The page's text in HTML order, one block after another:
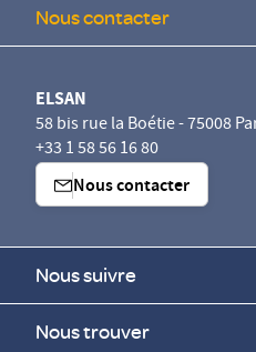
Nous contacter
ELSAN
58 bis rue la Boétie - 75008
+33 1 58 56 16 80
Nous contacter
Nous suivre
Nous trouver